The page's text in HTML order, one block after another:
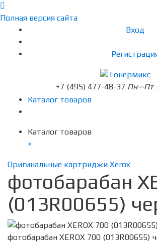
Полная версия сайта
Вход
+7 (495) 477-48-37 Пн—Пт
Каталог товаров
Каталог товаров
×
Оригинальные картриджи Xerox
фотобарабан
(013R00655)
фотобарабан XEROX 700 (013R00655)